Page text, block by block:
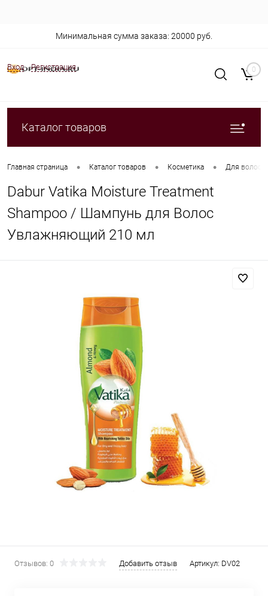
Вход Регистрация
Минимальная сумма заказа: 20000 руб.
0
Каталог товаров
Главная страница • Каталог товаров • Косметика • Для волос
Dabur Vatika Moisture Treatment
Shampoo / Шампунь для Волос
Увлажняющий 210 мл
Отзывов: 0 Добавить отзыв Артикул: DV02